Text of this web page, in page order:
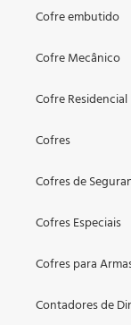
Cofre embutido
Cofre Mecânico
Cofre Residencial
Cofres
Cofres de
Cofres Especiais
Cofres para
Contadores de